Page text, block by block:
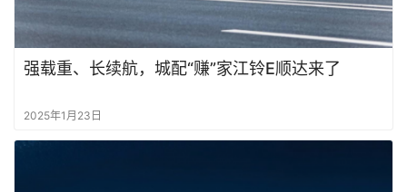
强载重、长续航，城配“赚”家江铃E顺达来了
2025年1月23日